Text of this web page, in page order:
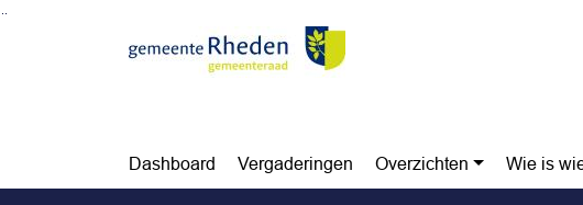
Dashboard Vergaderingen Overzichten Wie is